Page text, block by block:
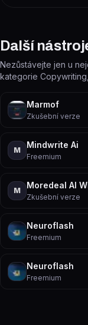
Další
Nezůstávejte jen u
kategorie
Marmof
Zkušební verze
M
Mindwrite Ai
Freemium
M
Moredeal AI
Zkušební verze
Neuroflash
Freemium
Neuroflash
Freemium